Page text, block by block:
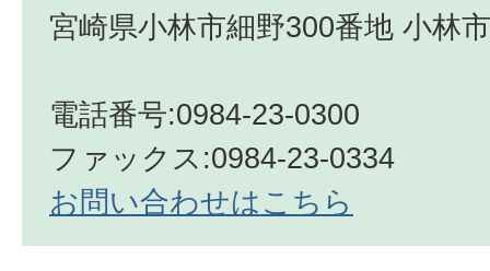
宮崎県小林市細野300番地 小林
電話番号:0984-23-0300
ファックス:0984-23-0334
お問い合わせはこちら